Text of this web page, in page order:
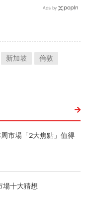
Ads by
新加坡
倫敦
市場「2大焦點」值得
場十大猜想